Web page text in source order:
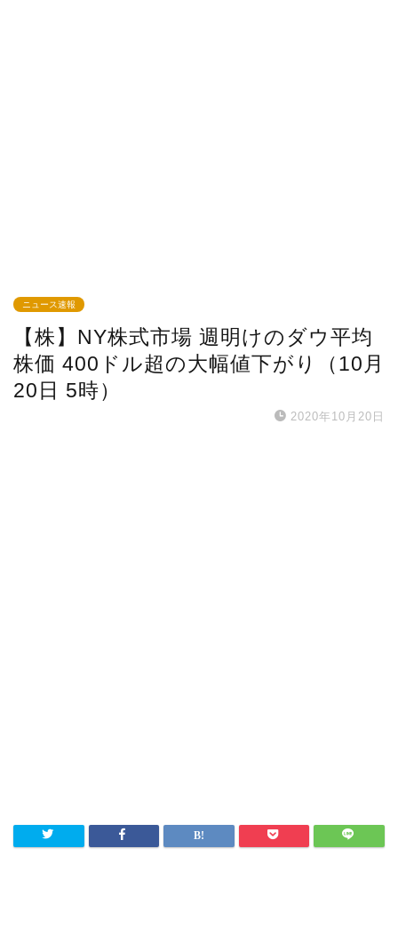
ニュース速報
【株】NY株式市場 週明けのダウ平均
株価 400ドル超の大幅値下がり（10月
20日 5時）
2020年10月20日